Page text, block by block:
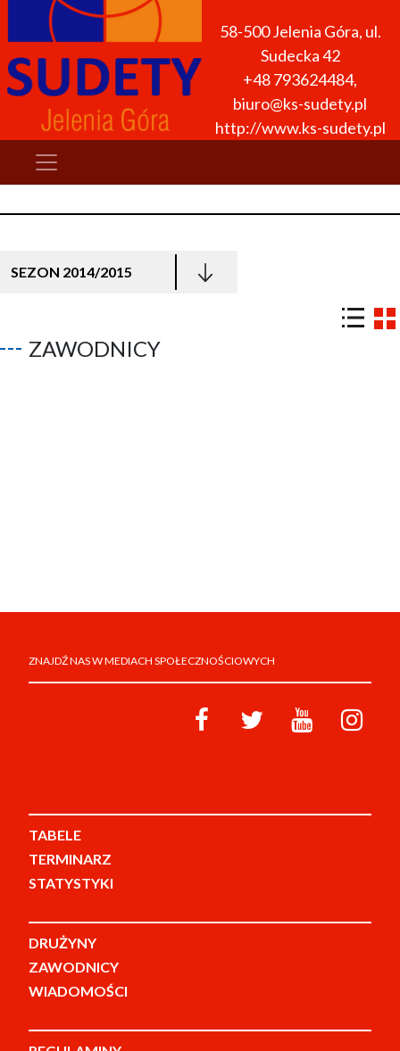
58-500 Jelenia Góra, ul.
Sudecka 42
+48 793624484,
biuro@ks-sudety.pl
http://www.ks-sudety.pl
SEZON 2014/2015
ZAWODNICY
ZNAJDŹ NAS W MEDIACH SPOŁECZNOŚCIOWYCH
TABELE
TERMINARZ
STATYSTYKI
DRUŻYNY
ZAWODNICY
WIADOMOŚCI